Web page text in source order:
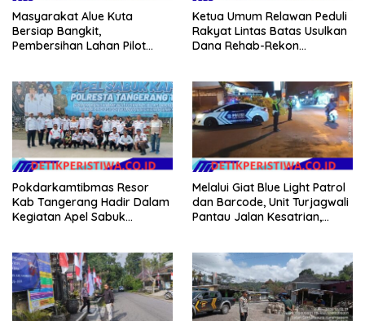
Masyarakat Alue Kuta
Bersiap Bangkit,
Pembersihan Lahan Pilot
Ketua Umum Relawan Peduli
Rakyat Lintas Batas Usulkan
Dana Rehab-Rekon
Pemerintah Pusat
Pokdarkamtibmas Resor
Kab Tangerang Hadir Dalam
Kegiatan Apel Sabuk
Melalui Giat Blue Light Patrol
dan Barcode, Unit Turjagwali
Pantau Jalan Kesatrian,